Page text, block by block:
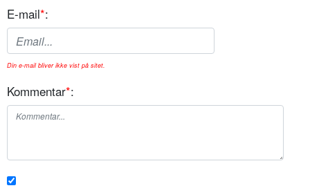
E-mail*:
Din e-mail bliver ikke vist på sitet.
Kommentar*: